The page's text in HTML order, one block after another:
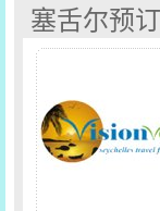
塞舌尔预